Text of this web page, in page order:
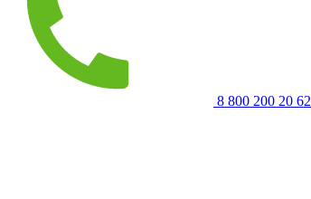
8 800 200 20 62